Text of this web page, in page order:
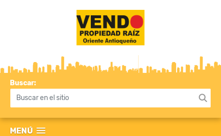
Buscar:
MENÚ